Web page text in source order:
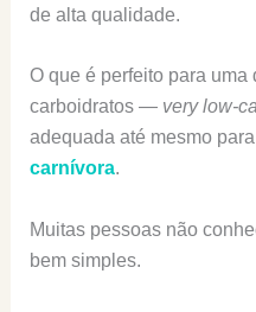
de alta qualidade.
O que é perfeito para uma
carboidratos — very low-
adequada até mesmo
carnívora.
Muitas pessoas não
bem simples.